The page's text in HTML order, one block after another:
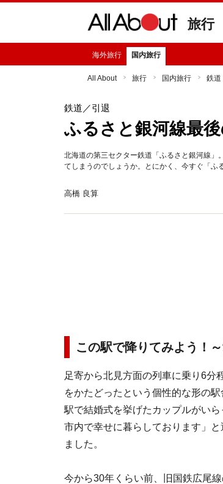
旅行
海外旅行 国内旅行
All About 旅行 国内旅行 鉄道
鉄道 ／引退
ふるさと銀河線最
北海道の第三セクター鉄道「ふるさと銀河線」
てしまうのでしょうか。とにかく、今すぐ「ふ
高橋 良算
この駅で降りてみよう！
足寄から北見方面の列車に乗り6分
をかたどったという個性的な形の
駅で結婚式を挙げたカップルがい
市内で幸せに暮らしております」
ました。
今から30年くらい前、旧国鉄広尾